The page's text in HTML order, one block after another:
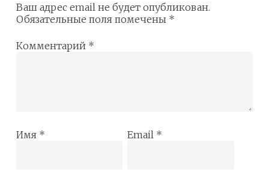
Ваш адрес email не будет опубликован.
Обязательные поля помечены *
Комментарий *
Имя * Email *